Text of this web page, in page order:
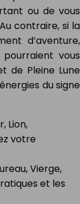
ou de vous
contraire, si la
d’aventure,
pourraient vous
de Pleine Lune
du signe
Lion,
votre
Vierge,
et les